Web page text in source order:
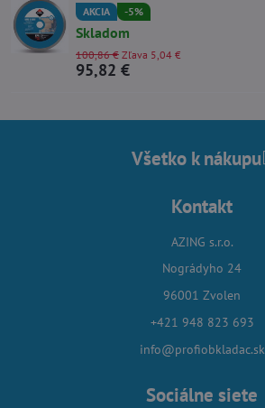
AKCIA -5%
Skladom
95,82 €
100,86 € Zľava 5,04 €
Všetko k nákupu
Kontakt
AZING s.r.o.
Nográdyho 24
96001 Zvolen
+421 948 823 693
info@profiobkladac.sk
Sociálne siete